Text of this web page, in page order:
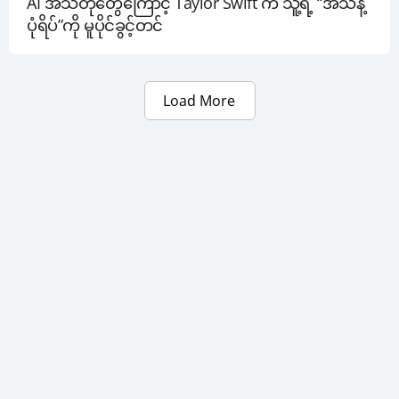
ပုံရိပ်”ကို မူပိုင်ခွင့်တင်
Load More